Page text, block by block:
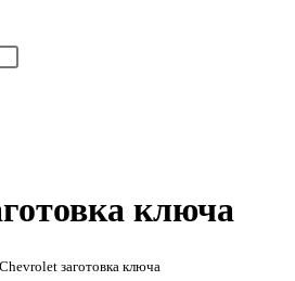
поиска.
ключа
Chevrolet заготовка ключа